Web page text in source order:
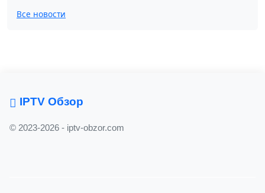
Все новости
IPTV Обзор
© 2023-2026 - iptv-obzor.com